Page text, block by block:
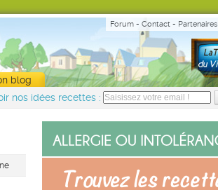
Forum - Contact - Partenaires
blog
nos idées recettes :